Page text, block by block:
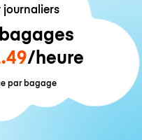
journaliers
/heure
par bagage